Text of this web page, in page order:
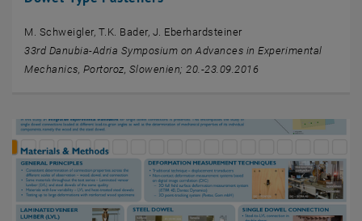
M. Schweigler, T.K. Bader, J. Eberhardsteiner
33rd Danubia-Adria Symposium on Advances in Experimental
Mechanics, Portoroz, Slowenien; 20.-23.09.2016